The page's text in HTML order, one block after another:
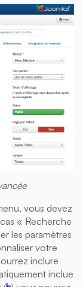
vous devez
« Recherche
les paramètres
votre
inclure
inclue